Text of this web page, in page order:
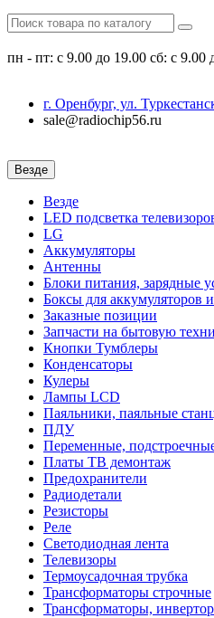
пн - пт: с 9.00 до 19.00 сб: c 9.00
г. Оренбург, ул.
sale@radiochip56.ru
Везде
Везде
LED подсветка
LG
Аккумуляторы
Антенны
Блоки питания, зарядные
Боксы для аккумуляторов
Заказные позиции
Запчасти на бытовую
Кнопки Тумблеры
Конденсаторы
Кулеры
Лампы LCD
Паяльники, паяльные
ПДУ
Переменные,
Платы ТВ демонтаж
Предохранители
Радиодетали
Резисторы
Реле
Светодиодная лента
Телевизоры
Термоусадочная трубка
Трансформаторы строчные
Трансформаторы,